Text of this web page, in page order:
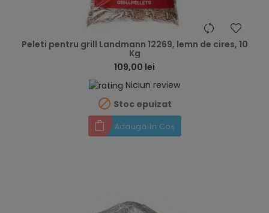
Peleti pentru grill Landmann 12269, lemn de cires, 10
Kg
109,00 lei
Niciun review
 Stoc epuizat
Adaugă în Coș